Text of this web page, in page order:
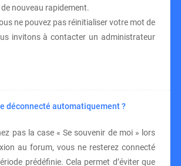
nouveau rapidement.
ne pouvez pas réinitialiser votre mot de
invitons à contacter un administrateur
déconnecté automatiquement ?
pas la case « Se souvenir de moi » lors
au forum, vous ne resterez connecté
prédéfinie. Cela permet d’éviter que